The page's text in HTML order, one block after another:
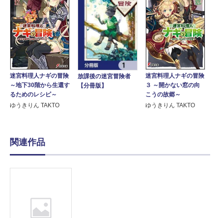
迷宮料理人ナギの冒険
～地下30階から生還す
るためのレシピ～
ゆうきりん TAKTO
放課後の迷宮冒険者
【分冊版】
迷宮料理人ナギの冒険
３ ～開かない窓の向
こうの故郷～
ゆうきりん TAKTO
関連作品